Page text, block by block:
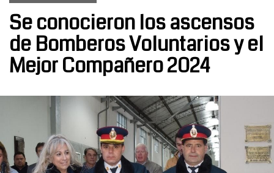
Se conocieron los ascensos
de Bomberos Voluntarios y el
Mejor Compañero 2024